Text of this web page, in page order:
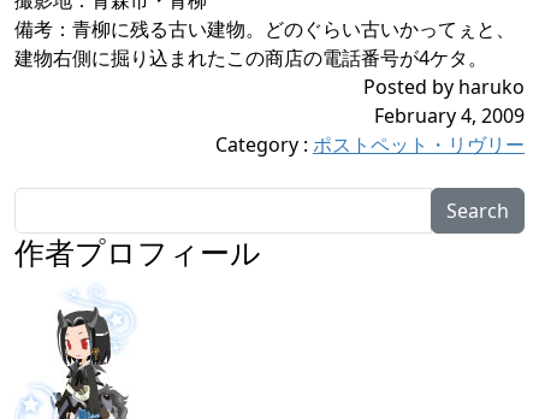
備考：青柳に残る古い建物。どのぐらい古いかってぇと、
建物右側に掘り込まれたこの商店の電話番号が4ケタ。
Posted by haruko
February 4, 2009
Category : ポストペット・リヴリー
Search
作者プロフィール